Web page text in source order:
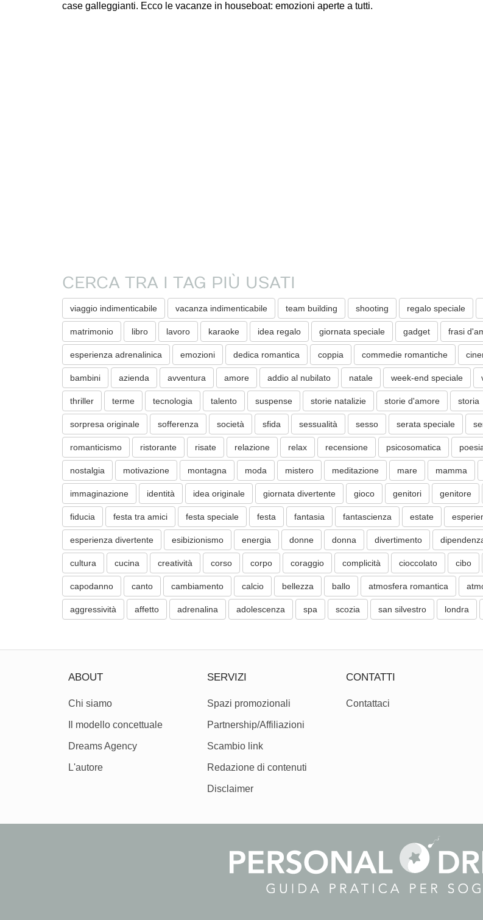
case galleggianti. Ecco le vacanze in houseboat: emozioni aperte a tutti.
CERCA TRA I TAG PIÙ USATI
viaggio indimenticabile vacanza indimenticabile team building shooting regalo speciale
matrimonio libro lavoro karaoke idea regalo giornata speciale gadget frasi
esperienza adrenalinica emozioni dedica romantica coppia commedie romantiche
bambini azienda avventura amore addio al nubilato natale week-end speciale
thriller terme tecnologia talento suspense storie natalizie storie d'amore storia
sorpresa originale sofferenza società sfida sessualità sesso serata speciale
romanticismo ristorante risate relazione relax recensione psicosomatica
nostalgia motivazione montagna moda mistero meditazione mare mamma
immaginazione identità idea originale giornata divertente gioco genitori genitore
fiducia festa tra amici festa speciale festa fantasia fantascienza estate
esperienza divertente esibizionismo energia donne donna divertimento
cultura cucina creatività corso corpo coraggio complicità cioccolato cibo
capodanno canto cambiamento calcio bellezza ballo atmosfera romantica
aggressività affetto adrenalina adolescenza spa scozia san silvestro londra
ABOUT
Chi siamo
Il modello concettuale
Dreams Agency
L'autore
SERVIZI
Spazi promozionali
Partnership/Affiliazioni
Scambio link
Redazione di contenuti
Disclaimer
CONTATTI
Contattaci